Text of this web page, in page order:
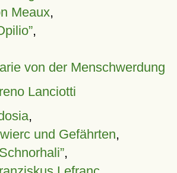
Meaux,
,
von der Menschwerdung
Lanciotti
,
und Gefährten,
,